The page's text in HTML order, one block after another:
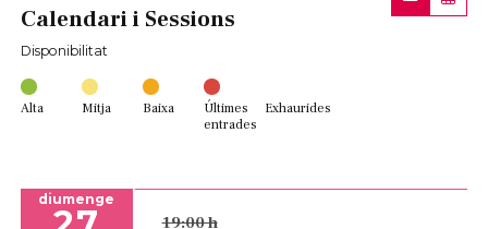
Calendari i Sessions
Disponibilitat
Alta Mitja Baixa
Últimes
entrades
Exhaurides
diumenge
19:00 h